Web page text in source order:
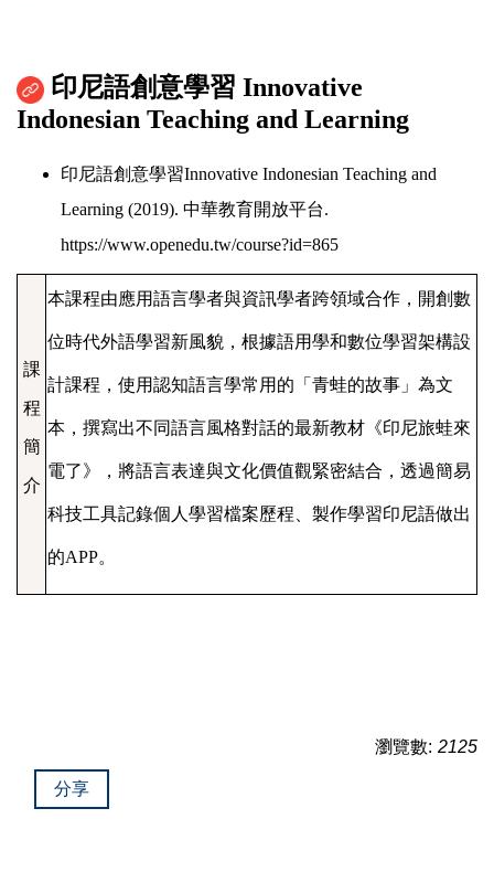
印尼語創意學習 Innovative
Indonesian Teaching and Learning
印尼語創意學習Innovative Indonesian Teaching and
Learning (2019). 中華教育開放平台.
https://www.openedu.tw/course?id=865
課
程
簡
介
本課程由應用語言學者與資訊學者跨領域合作，開創數
位時代外語學習新風貌，根據語用學和數位學習架構設
計課程，使用認知語言學常用的「青蛙的故事」為文
本，撰寫出不同語言風格對話的最新教材 《印尼旅蛙來
電了》 ，將語言表達與文化價值觀緊密結合，透過簡易
科技工具記錄個人學習檔案歷程、製作學習印尼語做出
的APP。
瀏覽數: 2125
分享